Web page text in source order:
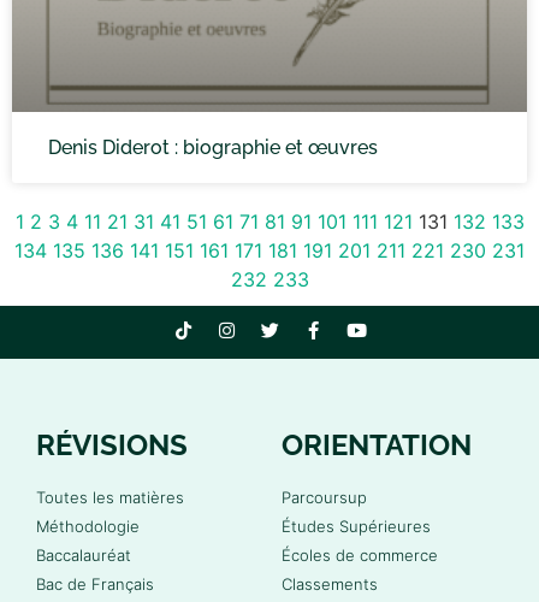
Denis Diderot : biographie et œuvres
1 2 3 4 11 21 31 41 51 61 71 81 91 101 111 121 131 132 133
134 135 136 141 151 161 171 181 191 201 211 221 230 231
232 233
RÉVISIONS
Toutes les matières
Méthodologie
Baccalauréat
Bac de Français
ORIENTATION
Parcoursup
Études Supérieures
Écoles de commerce
Classements